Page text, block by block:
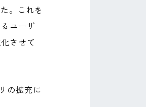
。これを
ユーザ
させて
の拡充に